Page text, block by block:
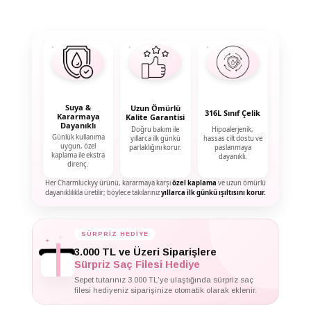
Suya &
Kararmaya
Dayanıklı
Günlük kullanıma
uygun, özel
kaplama ile ekstra
direnç.
Uzun Ömürlü
Kalite Garantisi
Doğru bakım ile
yıllarca ilk günkü
parlaklığını korur.
316L Sınıf Çelik
Hipoalerjenik,
hassas cilt dostu ve
paslanmaya
dayanıklı.
Her Charmluckyy ürünü, kararmaya karşıözel kaplama ve uzun ömürlü
dayanıklılıkla üretilir; böylece takılarınızyıllarca ilk günkü ışıltısını korur.
✦ SÜRPRİZ HEDİYE
3.000 TL ve Üzeri Siparişlere
Sürpriz Saç Filesi Hediye
Sepet tutarınız 3.000 TL'ye ulaştığında sürpriz saç
filesi hediyeniz siparişinize otomatik olarak eklenir.